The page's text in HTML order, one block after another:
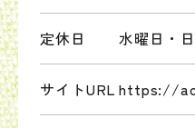
定休日 水曜日・
サイトURLhttps://